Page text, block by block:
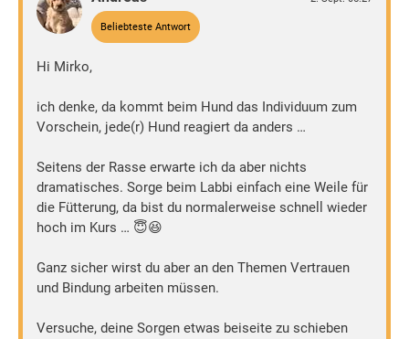
Beliebteste Antwort
Hi Mirko,
ich denke, da kommt beim Hund das Individuum zum
Vorschein, jede(r) Hund reagiert da anders …
Seitens der Rasse erwarte ich da aber nichts
dramatisches. Sorge beim Labbi einfach eine Weile für
die Fütterung, da bist du normalerweise schnell wieder
hoch im Kurs … 😇😆
Ganz sicher wirst du aber an den Themen Vertrauen
und Bindung arbeiten müssen.
Versuche, deine Sorgen etwas beiseite zu schieben